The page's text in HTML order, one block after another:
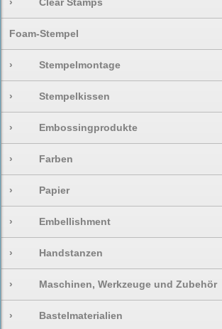
› Clear Stamps
Foam-Stempel
› Stempelmontage
› Stempelkissen
› Embossingprodukte
› Farben
› Papier
› Embellishment
› Handstanzen
› Maschinen, Werkzeuge und Zubehör
› Bastelmaterialien